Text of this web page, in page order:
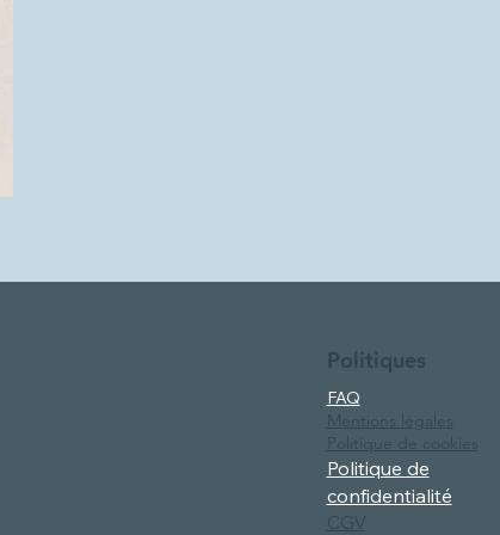
Politiques
FAQ
Mentions légales
Politique de cookies
Politique de
confidentialité
CGV